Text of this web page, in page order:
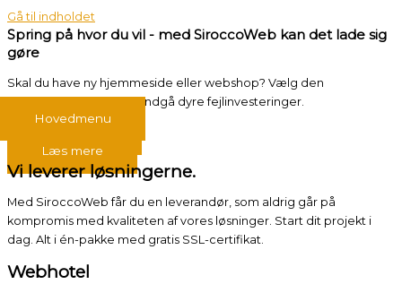
Gå til indholdet
Hovedmenu
Spring på hvor du vil - med SiroccoWeb kan det lade sig
gøre
Skal du have ny hjemmeside eller webshop? Vælg den
rigtige webløsning og undgå dyre fejlinvesteringer.
Læs mere
Vi leverer løsningerne.
Med SiroccoWeb får du en leverandør, som aldrig går på
kompromis med kvaliteten af vores løsninger. Start dit projekt i
dag. Alt i én-pakke med gratis SSL-certifikat.
Webhotel